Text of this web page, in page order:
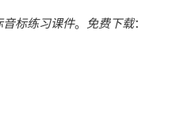
标练习课件。 免费下载：